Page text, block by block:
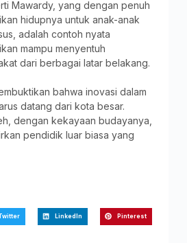
Mawardy, yang dengan penuh
hidupnya untuk anak-anak
adalah contoh nyata
mampu menyentuh
dari berbagai latar belakang.
bahwa inovasi dalam
datang dari kota besar.
dengan kekayaan budayanya,
pendidik luar biasa yang
LinkedIn Pinterest